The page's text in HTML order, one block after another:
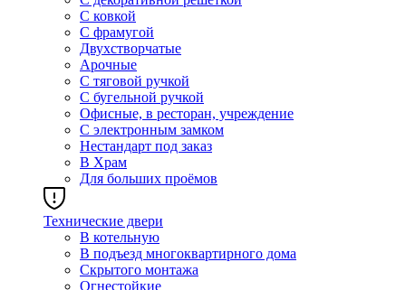
С ковкой
С фрамугой
Двухстворчатые
Арочные
С тяговой ручкой
С бугельной ручкой
Офисные, в ресторан, учреждение
С электронным замком
Нестандарт под заказ
В Храм
Для больших проёмов
Технические двери
В котельную
В подъезд многоквартирного дома
Скрытого монтажа
Огнестойкие